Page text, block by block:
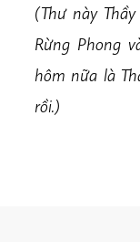
(Thư này
Rừng Phong
hôm nữa là
rồi.)